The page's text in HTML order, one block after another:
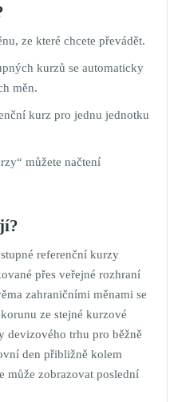
ze které chcete převádět.
kurzů se automaticky
měn.
kurz pro jednu jednotku
můžete načtení
referenční kurzy
přes veřejné rozhraní
zahraničními měnami se
ze stejné kurzové
devizového trhu pro běžně
den přibližně kolem
může zobrazovat poslední